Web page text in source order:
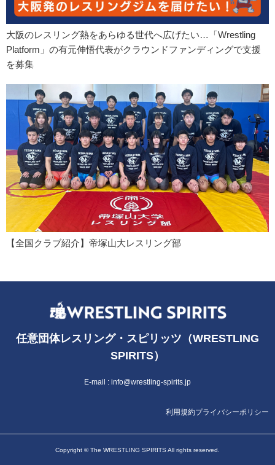
大阪のレスリング熱をあらゆる世代へ広げたい…「Wrestling
Platform」の有元伸悟代表がクラウンドファンディングで支援
を募集
【全国クラブ紹介】帝塚山大レスリング部
任意団体レスリング・スピリッツ（WRESTLING
SPIRITS）
E-mail : info@wrestling-spirits.jp
利用規約プライバシーポリシー
Copyright © The WRESTLING SPIRITS All rights reserved.